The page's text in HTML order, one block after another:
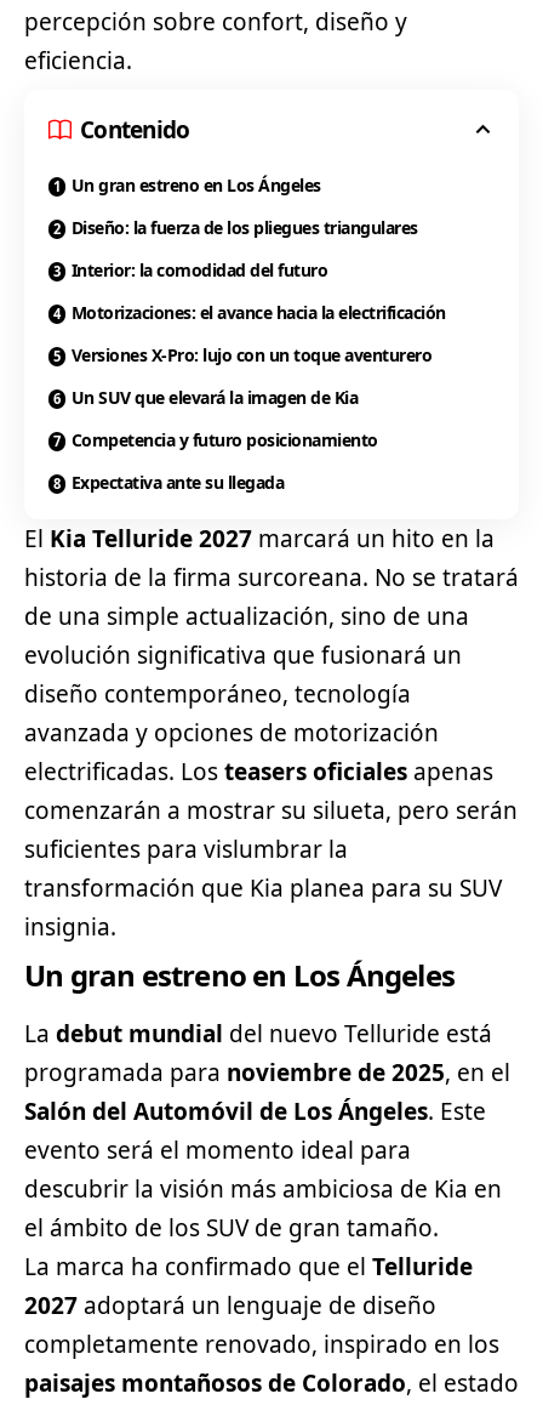
percepción sobre confort, diseño y
eficiencia.
Contenido
Un gran estreno en Los Ángeles
Diseño: la fuerza de los pliegues triangulares
Interior: la comodidad del futuro
Motorizaciones: el avance hacia la electrificación
Versiones X-Pro: lujo con un toque aventurero
Un SUV que elevará la imagen de Kia
Competencia y futuro posicionamiento
Expectativa ante su llegada
El Kia Telluride 2027 marcará un hito en la
historia de la firma surcoreana. No se tratará
de una simple actualización, sino de una
evolución significativa que fusionará un
diseño contemporáneo, tecnología
avanzada y opciones de motorización
electrificadas. Losteasers oficiales apenas
comenzarán a mostrar su silueta, pero serán
suficientes para vislumbrar la
transformación que Kia planea para su SUV
insignia.
Un gran estreno en Los Ángeles
La debut mundial del nuevo Telluride está
programada para noviembre de 2025, en el
Salón del Automóvil de Los Ángeles. Este
evento será el momento ideal para
descubrir la visión más ambiciosa de Kia en
el ámbito de los SUV de gran tamaño.
La marca ha confirmado que el Telluride
2027 adoptará un lenguaje de diseño
completamente renovado, inspirado en los
paisajes montañosos de Colorado, el estado